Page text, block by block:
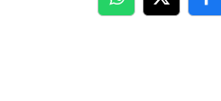
WhatsApp
Twitter